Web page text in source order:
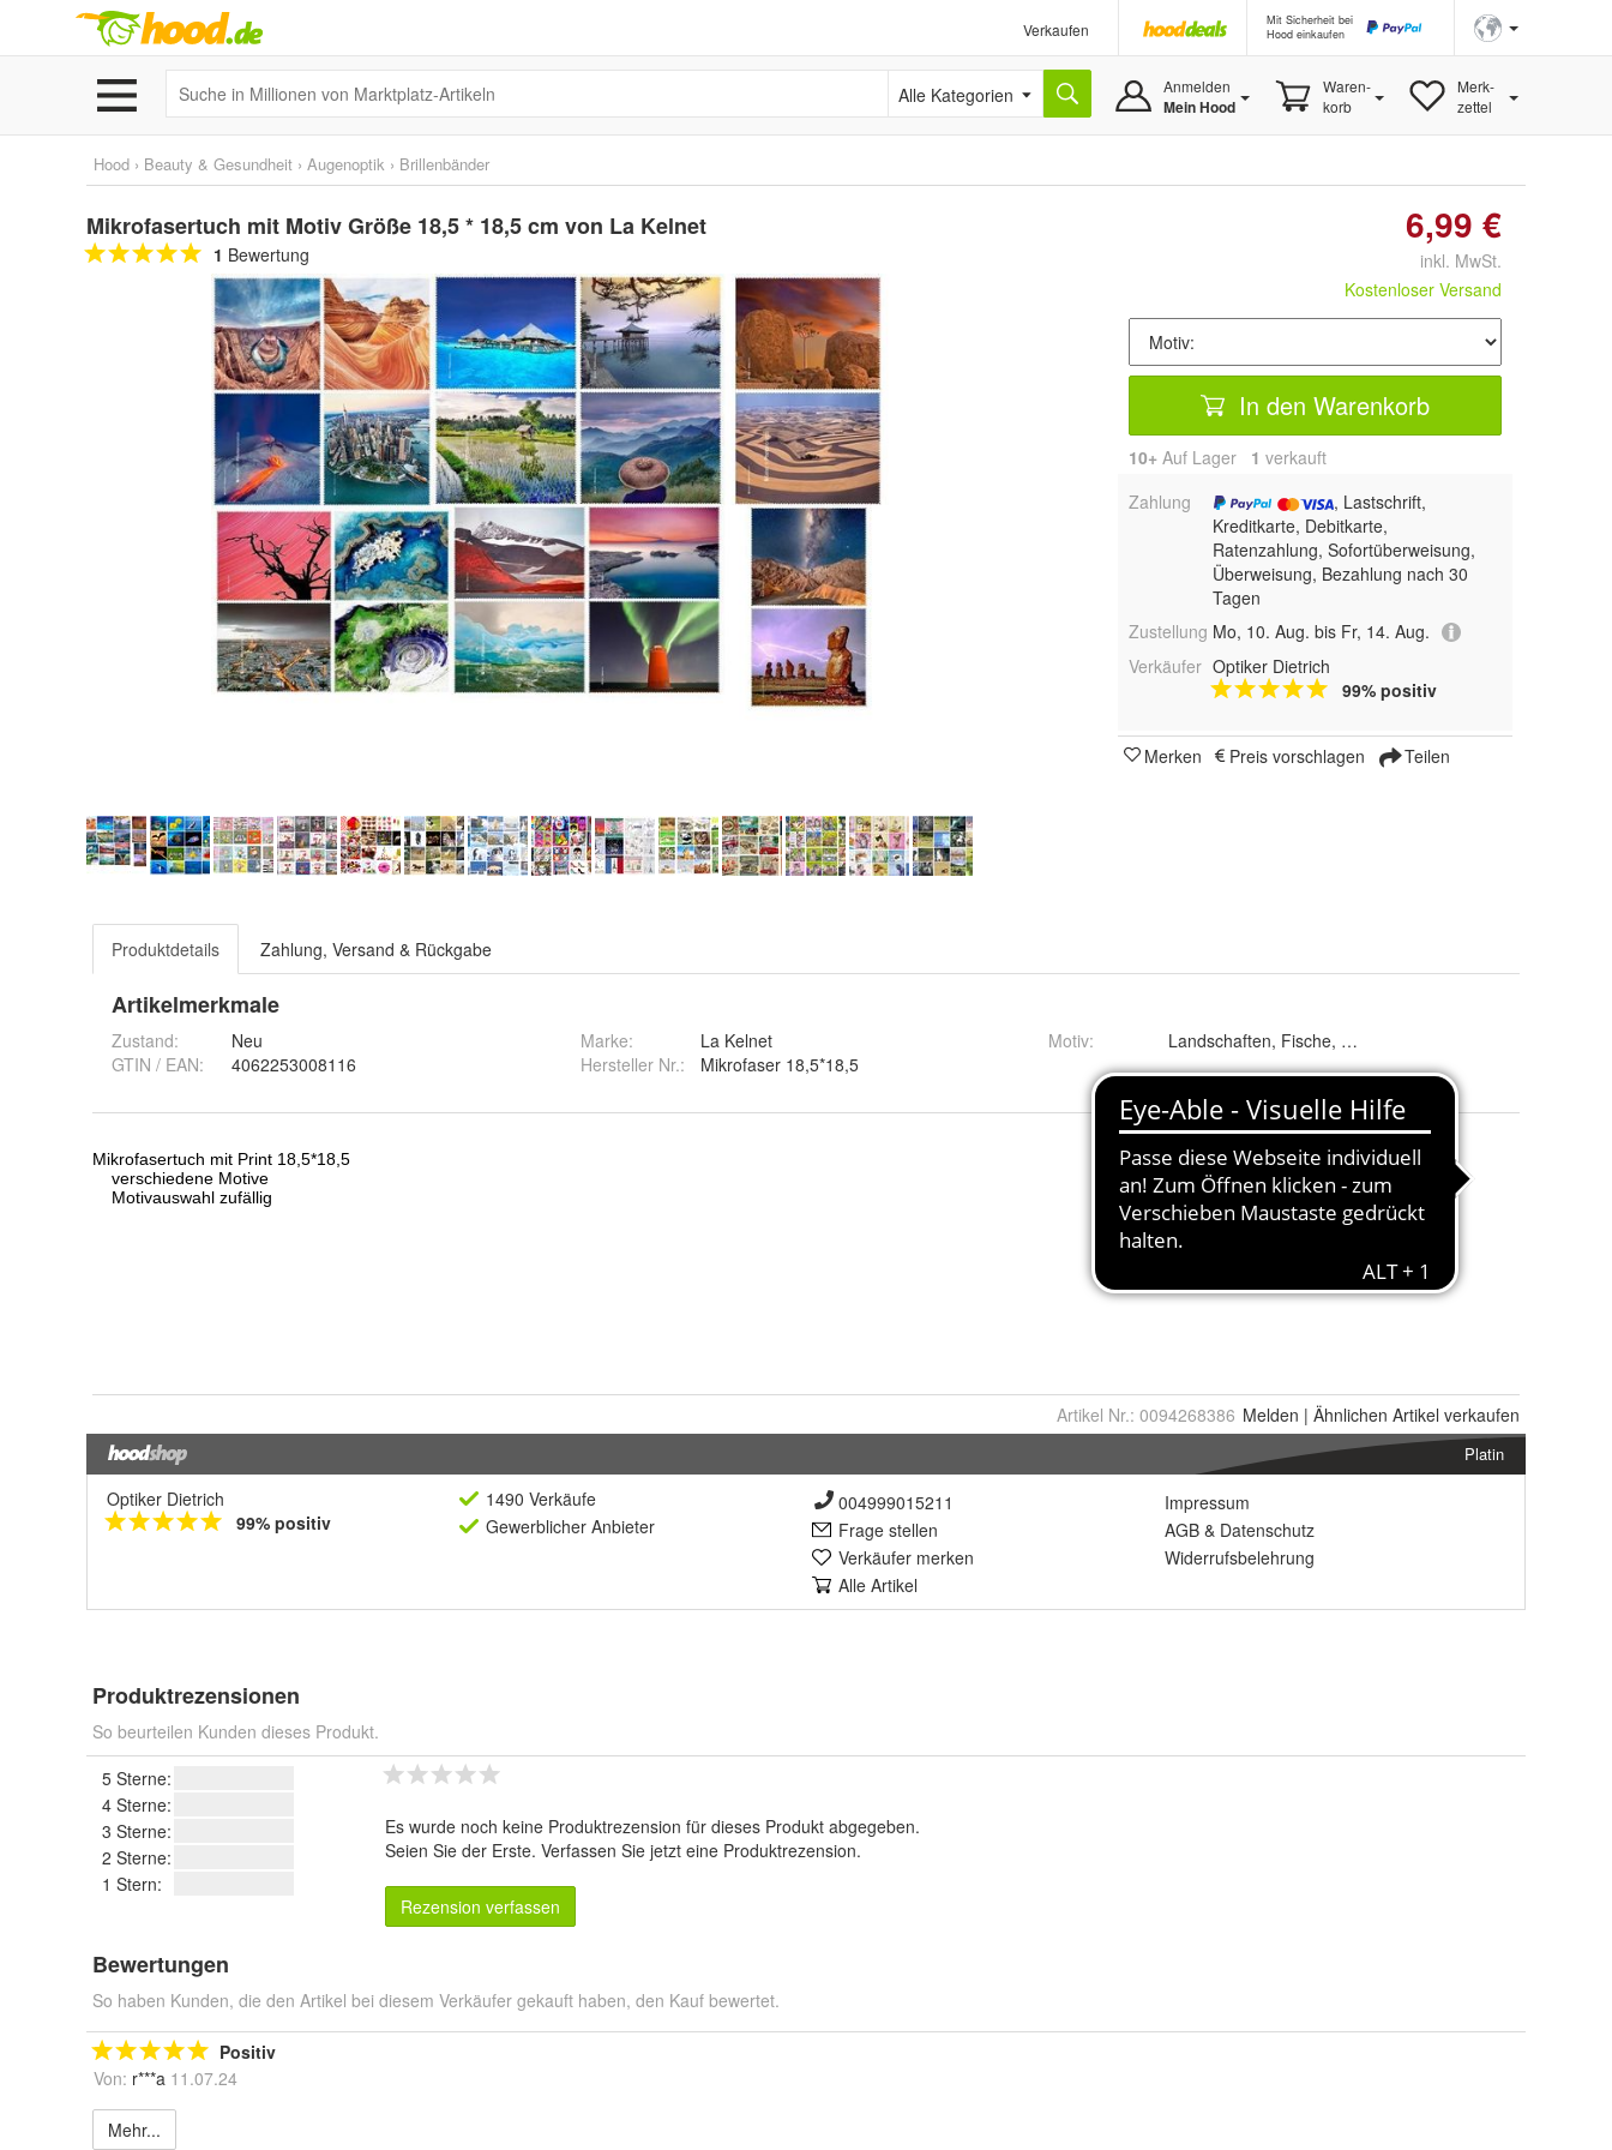
Verkaufen
Mit Sicherheit bei
Hood einkaufen
Alle Kategorien Anmelden
Mein Hood
Waren-
korb
Merk-
zettel
Hood › Beauty & Gesundheit › Augenoptik › Brillenbänder
Mikrofasertuch mit Motiv Größe 18,5 * 18,5 cm von La Kelnet
1 Bewertung
6,99 €
inkl. MwSt.
Kostenloser Versand
In den Warenkorb
10+ Auf Lager 1 verkauft
Zahlung
, Lastschrift,
Kreditkarte, Debitkarte,
Ratenzahlung, Sofortüberweisung,
Überweisung, Bezahlung nach 30
Tagen
Zustellung Mo, 10. Aug. bis Fr, 14. Aug.
Verkäufer Optiker Dietrich
99% positiv
Merken Preis vorschlagen Teilen
Produktdetails Zahlung, Versand & Rückgabe
Artikelmerkmale
Zustand:
Neu
GTIN / EAN:
4062253008116
Marke:
La Kelnet
Hersteller Nr.:
Mikrofaser 18,5*18,5
Motiv: Landschaften, Fische, Bretagne, fife bastille 2,
Artikel Nr.: 0094268386 Melden | Ähnlichen Artikel verkaufen
Platin
Optiker Dietrich
99% positiv
1490 Verkäufe
Gewerblicher Anbieter
004999015211
Frage stellen
Verkäufer merken
Alle Artikel
Impressum
AGB & Datenschutz
Widerrufsbelehrung
Produktrezensionen
So beurteilen Kunden dieses Produkt.
5 Sterne:
4 Sterne:
3 Sterne:
2 Sterne:
1 Stern:
Es wurde noch keine Produktrezension für dieses Produkt abgegeben.
Seien Sie der Erste. Verfassen Sie jetzt eine Produktrezension.
Rezension verfassen
Bewertungen
So haben Kunden, die den Artikel bei diesem Verkäufer gekauft haben, den Kauf bewertet.
Positiv
Von: r***a 11.07.24
Mehr...